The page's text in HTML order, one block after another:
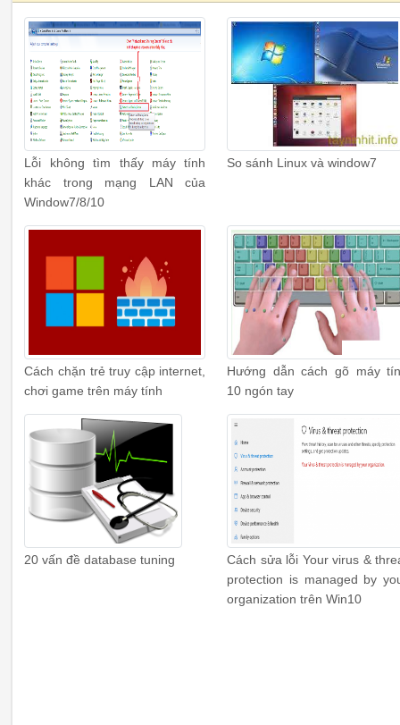
Lỗi không tìm thấy máy tính
khác trong mạng LAN của
Window7/8/10
So sánh Linux và window7
Cách chặn trẻ truy cập internet,
chơi game trên máy tính
Hướng dẫn cách gõ máy
10 ngón tay
20 vấn đề database tuning
Cách sửa lỗi Your virus &
protection is managed by
organization trên Win10